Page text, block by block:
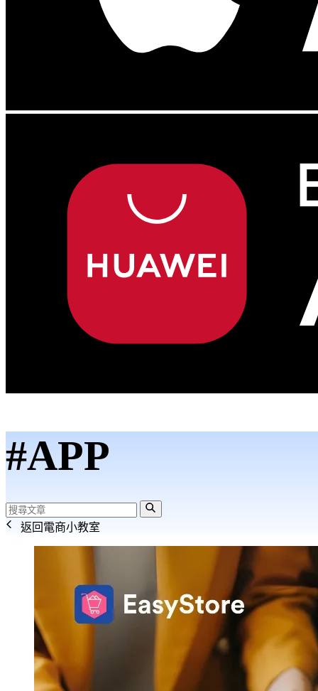
#APP
返回電商小教室